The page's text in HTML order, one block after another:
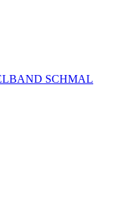
SCHMAL